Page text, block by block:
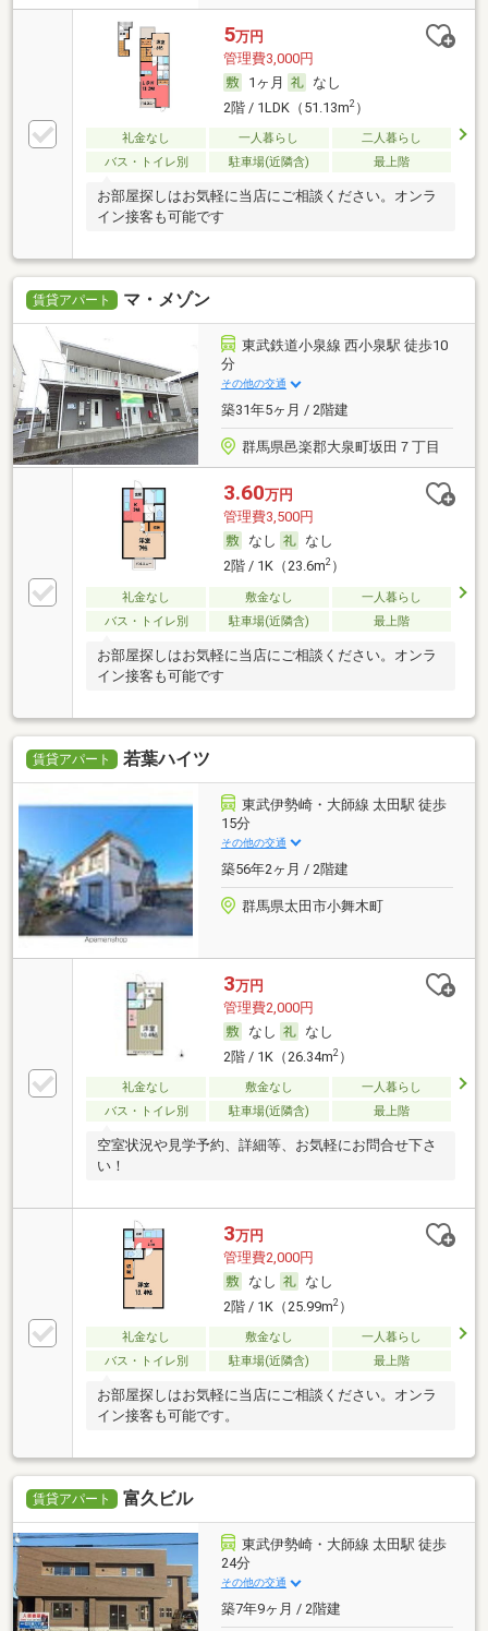
5万円
管理費3,000円
1ヶ月
なし
2階 / 1LDK（51.13m2）
礼金なし 一人暮らし
二人暮らし
バス・トイレ別
駐車場(近隣含) 最上階
お部屋探しはお気軽に当店にご相談ください。オンラ
イン接客も可能です
賃貸アパート マ・メゾン
東武鉄道小泉線 西小泉駅 徒歩10
分
その他の交通
築31年5ヶ月 / 2階建
群馬県邑楽郡大泉町坂田７丁目
3.60万円
管理費3,500円
なし
なし
2階 / 1K（23.6m2）
礼金なし 敷金なし
一人暮らし
バス・トイレ別
駐車場(近隣含) 最上階
お部屋探しはお気軽に当店にご相談ください。オンラ
イン接客も可能です
賃貸アパート 若葉ハイツ
東武伊勢崎・大師線 太田駅 徒歩
15分
その他の交通
築56年2ヶ月 / 2階建
群馬県太田市小舞木町
3万円
管理費2,000円
なし
なし
2階 / 1K（26.34m2）
礼金なし 敷金なし
一人暮らし
バス・トイレ別
駐車場(近隣含) 最上階
空室状況や見学予約、詳細等、お気軽にお問合せ下さ
い！
3万円
管理費2,000円
なし
なし
2階 / 1K（25.99m2）
礼金なし 敷金なし
一人暮らし
バス・トイレ別
駐車場(近隣含) 最上階
お部屋探しはお気軽に当店にご相談ください。オンラ
イン接客も可能です。
賃貸アパート 富久ビル
東武伊勢崎・大師線 太田駅 徒歩
24分
その他の交通
築7年9ヶ月 / 2階建